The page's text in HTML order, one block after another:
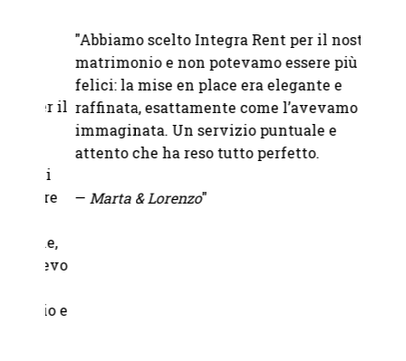
"Abbiamo scelto Integra Rent per il nostro
matrimonio e non potevamo essere più
felici: la mise en place era elegante e
raffinata, esattamente come l’avevamo
immaginata. Un servizio puntuale e
attento che ha reso tutto perfetto.
— Marta & Lorenzo"